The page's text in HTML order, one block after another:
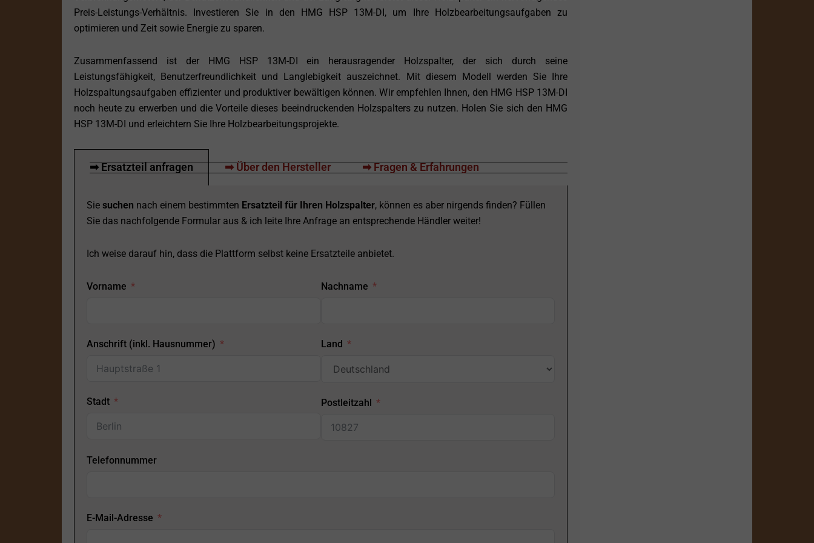
Preis-Leistungs-Verhältnis. Investieren Sie in den HMG HSP 13M-DI, um Ihre Holzbearbeitungsaufgaben zu
optimieren und Zeit sowie Energie zu sparen.
Zusammenfassend ist der HMG HSP 13M-DI ein herausragender Holzspalter, der sich durch seine
Leistungsfähigkeit, Benutzerfreundlichkeit und Langlebigkeit auszeichnet. Mit diesem Modell werden Sie Ihre
Holzspaltungsaufgaben effizienter und produktiver bewältigen können. Wir empfehlen Ihnen, den HMG HSP 13M-DI
noch heute zu erwerben und die Vorteile dieses beeindruckenden Holzspalters zu nutzen. Holen Sie sich den HMG
HSP 13M-DI und erleichtern Sie Ihre Holzbearbeitungsprojekte.
➡ Ersatzteil anfragen ➡ Über den Hersteller ➡ Fragen & Erfahrungen
Sie suchen nach einem bestimmten Ersatzteil für Ihren Holzspalter, können es aber nirgends finden? Füllen
Sie das nachfolgende Formular aus & ich leite Ihre Anfrage an entsprechende Händler weiter!
Ich weise darauf hin, dass die Plattform selbst keine Ersatzteile anbietet.
Vorname Nachname
Anschrift (inkl. Hausnummer)
Stadt
Land
Postleitzahl
Telefonnummer
E-Mail-Adresse